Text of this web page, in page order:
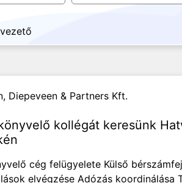
Diepeveen & Partners Kft.
kollégát keresünk
cég felügyelete Külső
elvégzése Adózás koordinálása